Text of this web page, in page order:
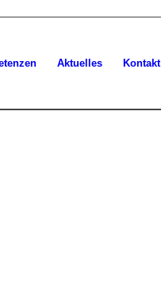
Aktuelles Kontakt